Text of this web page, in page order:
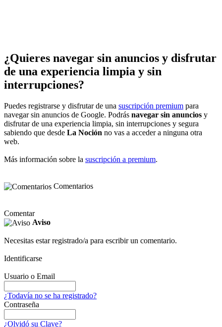
¿Quieres navegar sin anuncios y disfrutar
de una experiencia limpia y sin
interrupciones?
Puedes registrarse y disfrutar de una suscripción premium para
navegar sin anuncios de Google. Podrás navegar sin anuncios y
disfrutar de una experiencia limpia, sin interrupciones y segura
sabiendo que desde La Noción no vas a acceder a ninguna otra
web.
Más información sobre la suscripción a premium.
Comentarios
Comentar
Aviso
Necesitas estar registrado/a para escribir un comentario.
Identificarse
Usuario o Email
¿Todavía no se ha registrado?
Contraseña
¿Olvidó su Clave?